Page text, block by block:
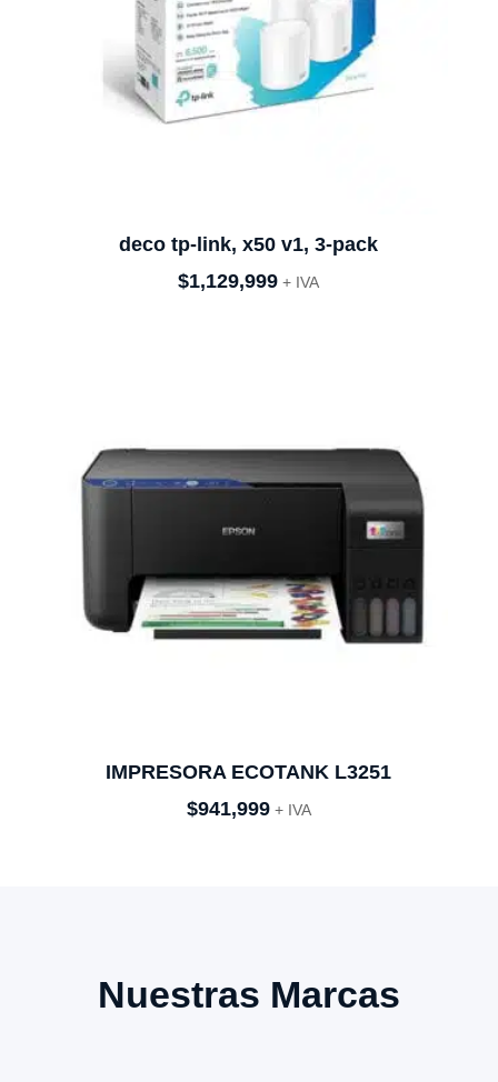
deco tp-link, x50 v1, 3-pack
$1,129,999 + IVA
IMPRESORA ECOTANK L3251
$941,999 + IVA
Nuestras Marcas